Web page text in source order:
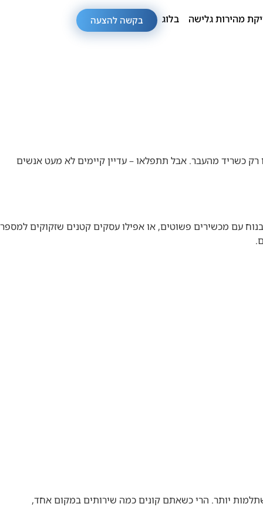
מהירות גלישה בלוג בקשה להצעה
רק כשריד מהעבר. אבל תתפלאו – עדיין קיימים לא מעט אנשים
עם מכשירים פשוטים, או אפילו עסקים קטנים שזקוקים למספר
יותר. הרי כשאתם קונים כמה שירותים במקום אחד,